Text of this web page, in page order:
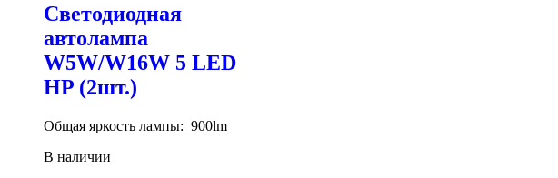
Светодиодная
автолампа
W5W/W16W 5 LED
HP (2шт.)
Общая яркость лампы: 900lm
В наличии